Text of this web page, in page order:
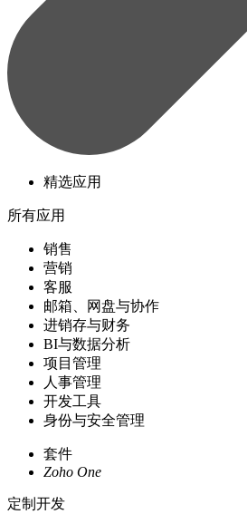
精选应用
所有应用
销售
营销
客服
邮箱、网盘与协作
进销存与财务
BI与数据分析
项目管理
人事管理
开发工具
身份与安全管理
套件
Zoho One
定制开发